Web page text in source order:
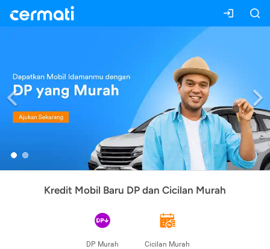
Previous
Kredit Mobil Baru DP dan Cicilan Murah
DP Murah Cicilan Murah